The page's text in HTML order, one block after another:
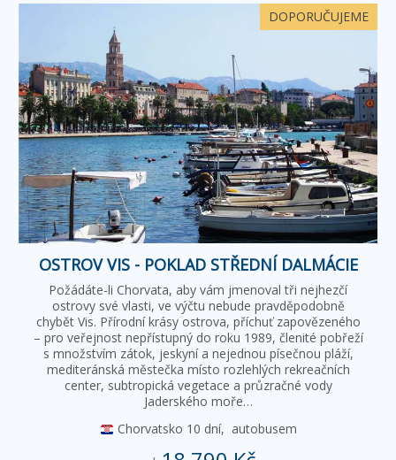
DOPORUČUJEME
OSTROV VIS - POKLAD STŘEDNÍ DALMÁCIE
Požádáte-li Chorvata, aby vám jmenoval tři nejhezčí
ostrovy své vlasti, ve výčtu nebude pravděpodobně
chybět Vis. Přírodní krásy ostrova, příchuť zapovězeného
– pro veřejnost nepřístupný do roku 1989, členité pobřeží
s množstvím zátok, jeskyní a nejednou písečnou pláží,
mediteránská městečka místo rozlehlých rekreačních
center, subtropická vegetace a průzračné vody
Jaderského moře…
Chorvatsko 10 dní, autobusem